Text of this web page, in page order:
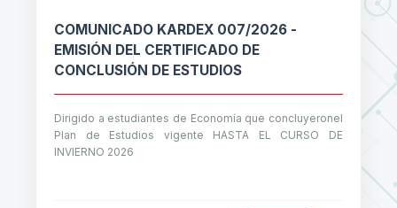
COMUNICADO KARDEX 007/2026 -
EMISIÓN DEL CERTIFICADO DE
CONCLUSIÓN DE ESTUDIOS
Dirigido a estudiantes de Economía que concluyeronel
Plan de Estudios vigente HASTA EL CURSO DE
INVIERNO 2026